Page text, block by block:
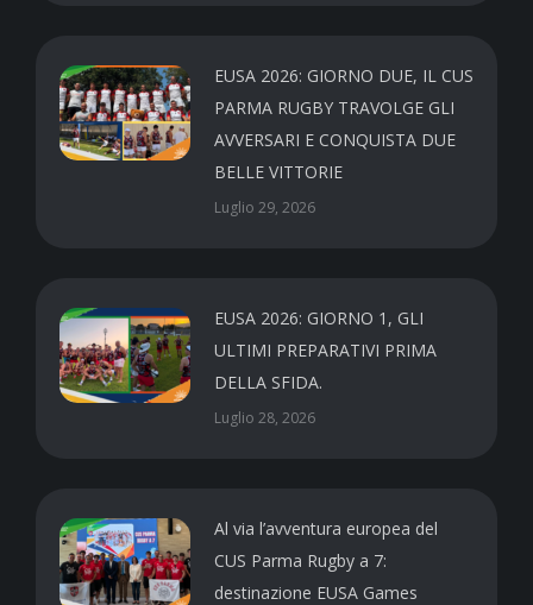
EUSA 2026: GIORNO DUE, IL CUS
PARMA RUGBY TRAVOLGE GLI
AVVERSARI E CONQUISTA DUE
BELLE VITTORIE
Luglio 29, 2026
EUSA 2026: GIORNO 1, GLI
ULTIMI PREPARATIVI PRIMA
DELLA SFIDA.
Luglio 28, 2026
Al via l’avventura europea del
CUS Parma Rugby a 7:
destinazione EUSA Games